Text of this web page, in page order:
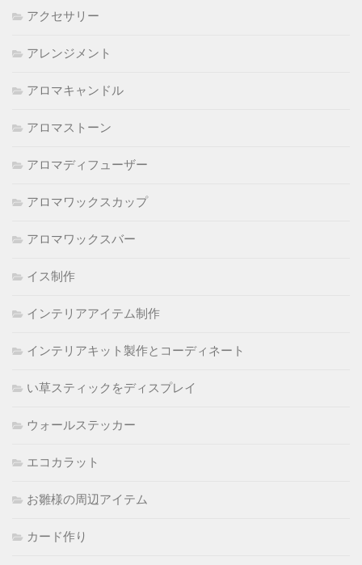
アクセサリー
アレンジメント
アロマキャンドル
アロマストーン
アロマディフューザー
アロマワックスカップ
アロマワックスバー
イス制作
インテリアアイテム制作
インテリアキット製作とコーディネート
い草スティックをディスプレイ
ウォールステッカー
エコカラット
お雛様の周辺アイテム
カード作り